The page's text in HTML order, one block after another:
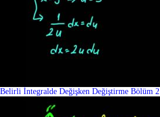
Belirli İntegralde Değişken Değiştirme Bölüm 2